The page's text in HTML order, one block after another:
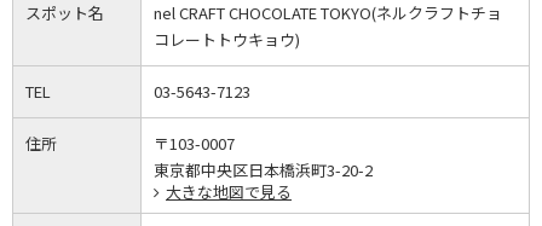
スポット名
nel CRAFT CHOCOLATE TOKYO(ネルクラフトチョ
コレートトウキョウ)
TEL 03-5643-7123
住所
〒103-0007
東京都中央区日本橋浜町3-20-2
大きな地図で見る